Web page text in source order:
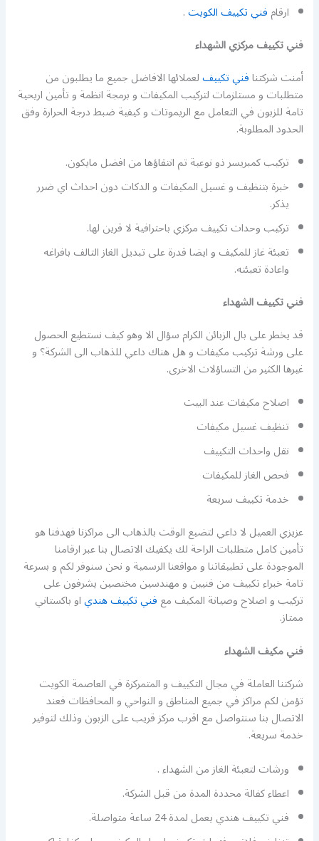
ارقامفني تكييف الكويت.
فني تكييف مركزي الشهداء
أمنت شركتنافني تكييفلعملائها الافاضل جميع ما يطلبون من
متطلبات و مستلزمات لتركيب المكيفات و برمجة انظمة و تأمين اريحية
تامة للزبون في التعامل مع الريموتات و كيفية ضبط درجة الحرارة وفق
الحدود المطلوبة.
تركيب كمبريسر ذو نوعية تم انتقاؤها من افضل مايكون.
خبرة بتنظيف و غسيل المكيفات و الدكات دون احداث اي ضرر
يذكر.
تركيب وحدات تكييف مركزي باحترافية لا قرين لها.
تعبئة غاز للمكيف و ايضا قدرة على تبديل الغاز التالف بافراغه
واعادة تعبئته.
فني تكييف الشهداء
قد يخطر على بال الزبائن الكرام سؤال الا وهو كيف نستطيع الحصول
على ورشة تركيب مكيفات و هل هناك داعي للذهاب الى الشركة؟ و
غيرها الكثير من التساؤلات الاخرى.
اصلاح مكيفات عند البيت
تنظيف غسيل مكيفات
نقل واحدات التكييف
فحص الغاز للمكيفات
خدمة تكييف سريعة
عزيزي العميل لا داعي لتضيع الوقت بالذهاب الى مراكزنا فهدفنا هو
تأمين كامل متطلبات الراحة لك يكفيك الاتصال بنا عبر ارقامنا
الموجودة على تطبيقاتنا و مواقعنا الرسمية و نحن سنوفر لكم و بسرعة
تامة خبراء تكييف من فنيين و مهندسين مختصين يشرفون على
تركيب و اصلاح وصيانة المكيف معفني تكييف هندياو باكستاني
ممتاز.
فني مكيف الشهداء
شركتنا العاملة في مجال التكييف و المتمركزة في العاصمة الكويت
تؤمن لكم مراكز في جميع المناطق و النواحي و المحافظات فعند
الاتصال بنا سنتواصل مع اقرب مركز قريب على الزبون وذلك لتوفير
خدمة سريعة.
ورشات لتعبئة الغاز من الشهداء .
اعطاء كفالة محددة المدة من قبل الشركة.
فني تكييف هندي يعمل لمدة 24 ساعة متواصلة.